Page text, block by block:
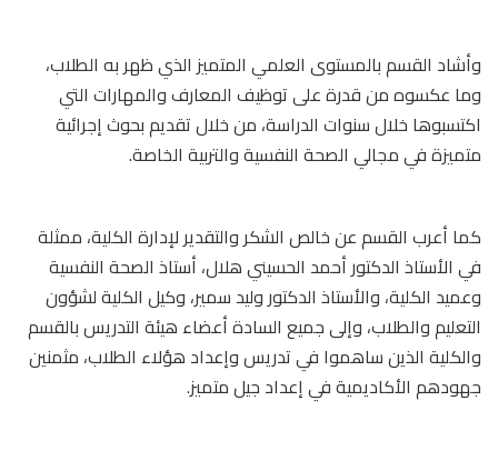
وأشاد القسم بالمستوى العلمي المتميز الذي ظهر به الطلاب،
وما عكسوه من قدرة على توظيف المعارف والمهارات التي
اكتسبوها خلال سنوات الدراسة، من خلال تقديم بحوث إجرائية
متميزة في مجالي الصحة النفسية والتربية الخاصة.
كما أعرب القسم عن خالص الشكر والتقدير لإدارة الكلية، ممثلة
في الأستاذ الدكتور أحمد الحسيني هلال، أستاذ الصحة النفسية
وعميد الكلية، والأستاذ الدكتور وليد سمير، وكيل الكلية لشؤون
التعليم والطلاب، وإلى جميع السادة أعضاء هيئة التدريس بالقسم
والكلية الذين ساهموا في تدريس وإعداد هؤلاء الطلاب، مثمنين
جهودهم الأكاديمية في إعداد جيل متميز.